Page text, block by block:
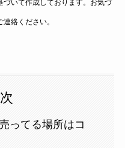
づいて作成しております。お気づ
連絡ください。
ってる場所はコ